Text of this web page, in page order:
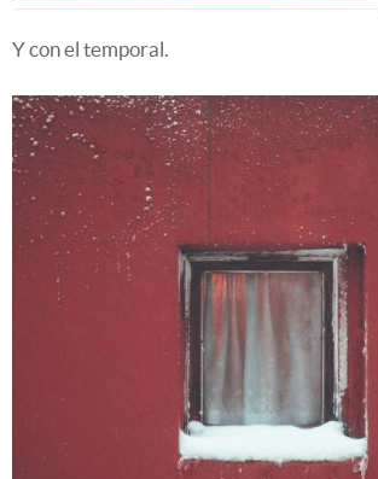
Y con el temporal.